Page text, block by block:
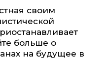
своим
больше о
на будущее в